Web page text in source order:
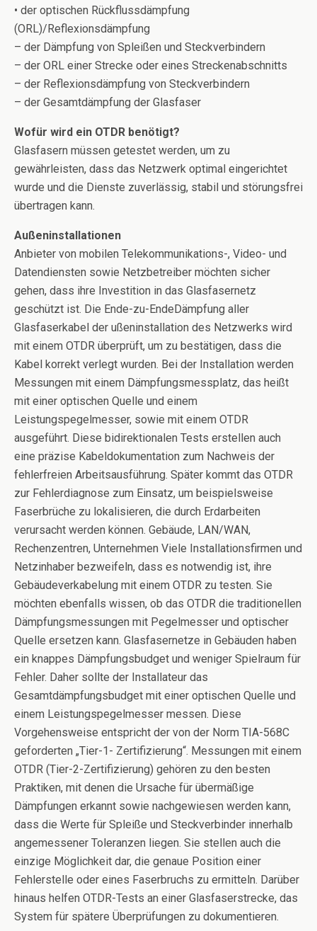
• der optischen Rückflussdämpfung
(ORL)/Reflexionsdämpfung
– der Dämpfung von Spleißen und Steckverbindern
– der ORL einer Strecke oder eines Streckenabschnitts
– der Reflexionsdämpfung von Steckverbindern
– der Gesamtdämpfung der Glasfaser
Wofür wird ein OTDR benötigt?
Glasfasern müssen getestet werden, um zu
gewährleisten, dass das Netzwerk optimal eingerichtet
wurde und die Dienste zuverlässig, stabil und störungsfrei
übertragen kann.
Außeninstallationen
Anbieter von mobilen Telekommunikations-, Video- und
Datendiensten sowie Netzbetreiber möchten sicher
gehen, dass ihre Investition in das Glasfasernetz
geschützt ist. Die Ende-zu-EndeDämpfung aller
Glasfaserkabel der ußeninstallation des Netzwerks wird
mit einem OTDR überprüft, um zu bestätigen, dass die
Kabel korrekt verlegt wurden. Bei der Installation werden
Messungen mit einem Dämpfungsmessplatz, das heißt
mit einer optischen Quelle und einem
Leistungspegelmesser, sowie mit einem OTDR
ausgeführt. Diese bidirektionalen Tests erstellen auch
eine präzise Kabeldokumentation zum Nachweis der
fehlerfreien Arbeitsausführung. Später kommt das OTDR
zur Fehlerdiagnose zum Einsatz, um beispielsweise
Faserbrüche zu lokalisieren, die durch Erdarbeiten
verursacht werden können. Gebäude, LAN/WAN,
Rechenzentren, Unternehmen Viele Installationsfirmen und
Netzinhaber bezweifeln, dass es notwendig ist, ihre
Gebäudeverkabelung mit einem OTDR zu testen. Sie
möchten ebenfalls wissen, ob das OTDR die traditionellen
Dämpfungsmessungen mit Pegelmesser und optischer
Quelle ersetzen kann. Glasfasernetze in Gebäuden haben
ein knappes Dämpfungsbudget und weniger Spielraum für
Fehler. Daher sollte der Installateur das
Gesamtdämpfungsbudget mit einer optischen Quelle und
einem Leistungspegelmesser messen. Diese
Vorgehensweise entspricht der von der Norm TIA-568C
geforderten „Tier-1- Zertifizierung“. Messungen mit einem
OTDR (Tier-2-Zertifizierung) gehören zu den besten
Praktiken, mit denen die Ursache für übermäßige
Dämpfungen erkannt sowie nachgewiesen werden kann,
dass die Werte für Spleiße und Steckverbinder innerhalb
angemessener Toleranzen liegen. Sie stellen auch die
einzige Möglichkeit dar, die genaue Position einer
Fehlerstelle oder eines Faserbruchs zu ermitteln. Darüber
hinaus helfen OTDR-Tests an einer Glasfaserstrecke, das
System für spätere Überprüfungen zu dokumentieren.